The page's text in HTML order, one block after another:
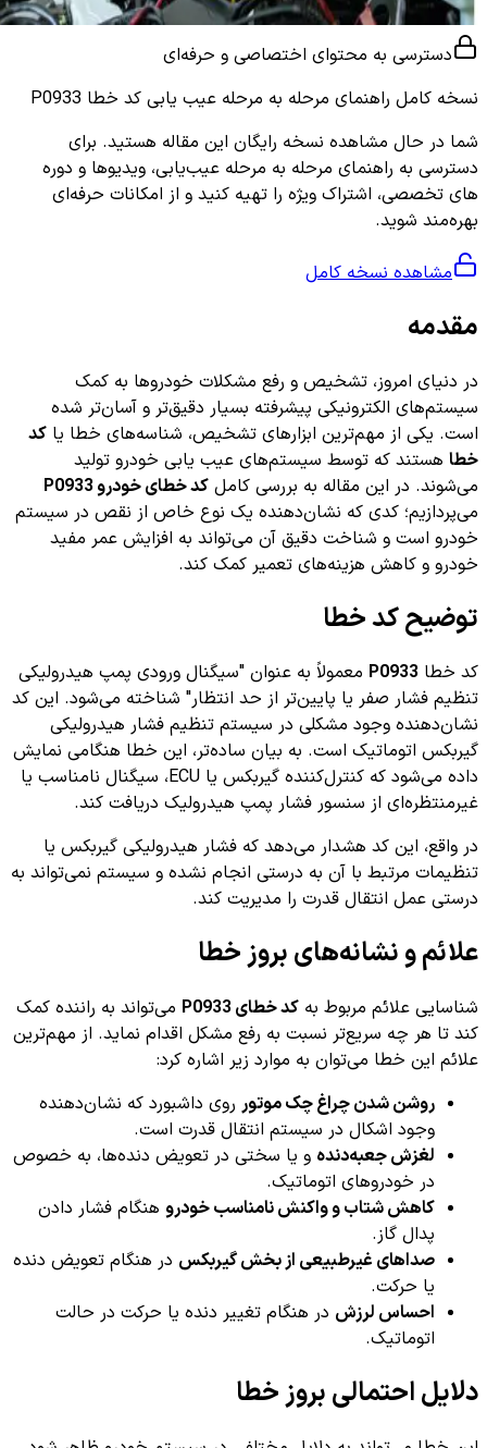
دسترسی به محتوای اختصاصی و حرفه‌ای
نسخه کامل راهنمای مرحله به مرحله عیب یابی کد خطا P0933
شما در حال مشاهده نسخه رایگان این مقاله هستید. برای
دسترسی به راهنمای مرحله به مرحله عیب‌یابی، ویدیوها و دوره
های تخصصی، اشتراک ویژه را تهیه کنید و از امکانات حرفه‌ای
بهره‌مند شوید.
مشاهده نسخه کامل
مقدمه
در دنیای امروز، تشخیص و رفع مشکلات خودروها به کمک
سیستم‌های الکترونیکی پیشرفته بسیار دقیق‌تر و آسان‌تر شده
است. یکی از مهم‌ترین ابزارهای تشخیص، شناسه‌های خطا یا کد
خطا هستند که توسط سیستم‌های عیب یابی خودرو تولید
می‌شوند. در این مقاله به بررسی کامل کد خطای خودرو P0933
می‌پردازیم؛ کدی که نشان‌دهنده یک نوع خاص از نقص در سیستم
خودرو است و شناخت دقیق آن می‌تواند به افزایش عمر مفید
خودرو و کاهش هزینه‌های تعمیر کمک کند.
توضیح کد خطا
کد خطا P0933 معمولاً به عنوان "سیگنال ورودی پمپ هیدرولیکی
تنظیم فشار صفر یا پایین‌تر از حد انتظار" شناخته می‌شود. این کد
نشان‌دهنده وجود مشکلی در سیستم تنظیم فشار هیدرولیکی
گیربکس اتوماتیک است. به بیان ساده‌تر، این خطا هنگامی نمایش
داده می‌شود که کنترل‌کننده گیربکس یا ECU، سیگنال نامناسب یا
غیرمنتظره‌ای از سنسور فشار پمپ هیدرولیک دریافت کند.
در واقع، این کد هشدار می‌دهد که فشار هیدرولیکی گیربکس یا
تنظیمات مرتبط با آن به درستی انجام نشده و سیستم نمی‌تواند به
درستی عمل انتقال قدرت را مدیریت کند.
علائم و نشانه‌های بروز خطا
شناسایی علائم مربوط به کد خطای P0933
می‌تواند به راننده کمک
کند تا هر چه سریع‌تر نسبت به رفع مشکل اقدام نماید. از مهم‌ترین
علائم این خطا می‌توان به موارد زیر اشاره کرد:
روشن شدن چراغ چک موتور روی داشبورد که نشان‌دهنده
وجود اشکال در سیستم انتقال قدرت است.
لغزش جعبه‌دنده و یا سختی در تعویض دنده‌ها، به خصوص
در خودروهای اتوماتیک.
کاهش شتاب و واکنش نامناسب خودرو هنگام فشار دادن
پدال گاز.
صداهای غیرطبیعی از بخش گیربکس در هنگام تعویض دنده
یا حرکت.
احساس لرزش در هنگام تغییر دنده یا حرکت در حالت
اتوماتیک.
دلایل احتمالی بروز خطا